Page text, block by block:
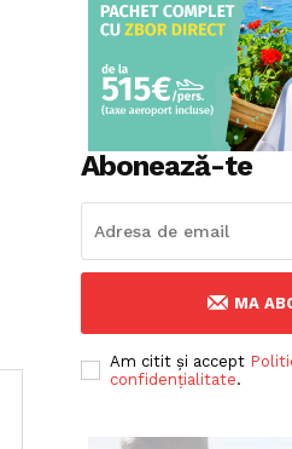
Abonează-te
MA
Am citit și accept
confidențialitate.